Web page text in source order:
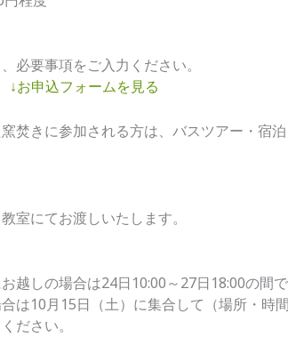
必要事項をご入力ください。
↓お申込フォームを見る
焚きに参加される方は、バスツアー・宿
室にてお渡しいたします。
越しの場合は24日10:00～27日18:00の間
は10月15日（土）に集合して（場所・時
ださい。